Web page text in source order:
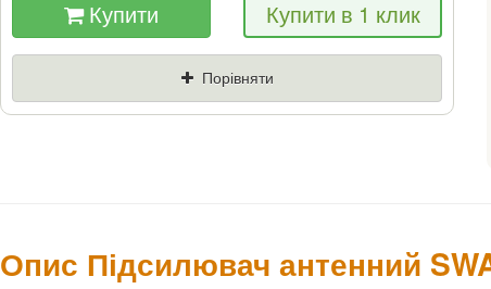
Якщо Ви знайдете товар дешевше - ми
знизимо ціну і подаруємо % від різниці
Ціна
Де знайшли (Url
Купити Купити в 1 клик
Порівняти
Опис Підсилювач антенний